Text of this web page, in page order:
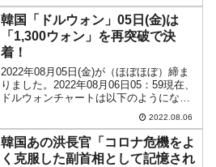
『Investing.com』より引用）。ギャップ
アッ...
韓国「ドルウォン」05日(金)は
「1,300ウォン」を再突破で決
着！
2022年08月05日(金)が（ほぼほぼ）締ま
りました。2022年08月06日05：59現在、
ドルウォンチャートは以下のようになっ
ています（チャートは『Investing.com』
より引用：以下同）。まず、長い下ヒゲ
にご注目ください。一時「...
2022.08.06
韓国あの洪長官「コロナ危機をよ
く克服した副首相として記憶され